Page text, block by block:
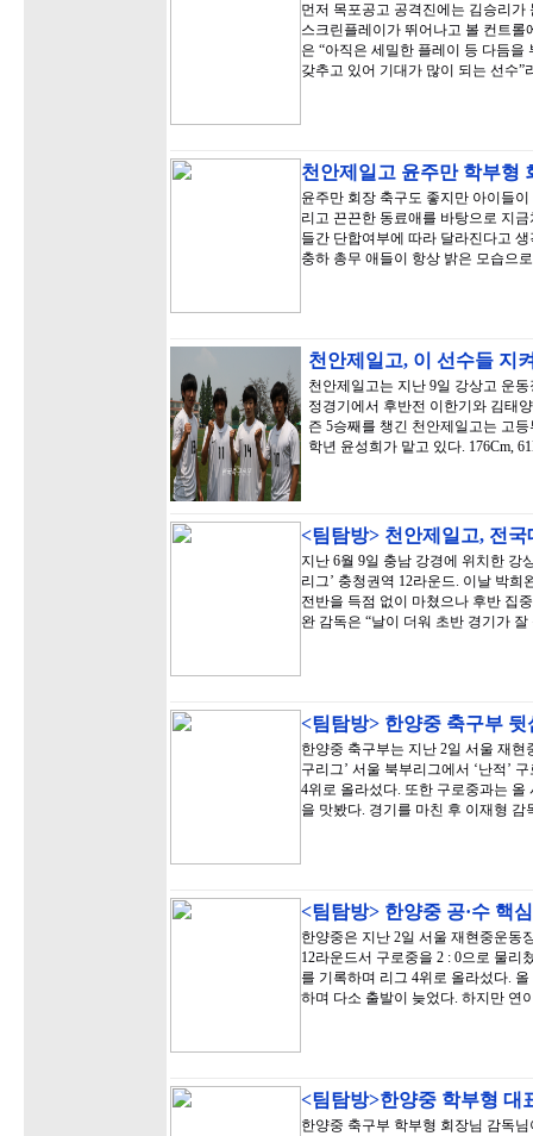
먼저 목포공고 공격진에는 김승리
스크린플레이가 뛰어나고 볼 컨트
은 “아직은 세밀한 플레이 등 다듬을
갖추고 있어 기대가 많이 되는 선수
천안제일고 윤주만 학부형
윤주만 회장 축구도 좋지만 아이들
리고 끈끈한 동료애를 바탕으로 지
들간 단합여부에 따라 달라진다고
충하 총무 애들이 항상 밝은 모습으
천안제일고, 이 선수들 지
천안제일고는 지난 9일 강상고 운
정경기에서 후반전 이한기와 김태
즌 5승째를 챙긴 천안제일고는 고
학년 윤성희가 맡고 있다. 176Cm,
<팀탐방> 천안제일고, 전
지난 6월 9일 충남 강경에 위치한 강
리그’ 충청권역 12라운드. 이날 박
전반을 득점 없이 마쳤으나 후반 집
완 감독은 “날이 더워 초반 경기가
<팀탐방> 한양중 축구부
한양중 축구부는 지난 2일 서울 재현
구리그’ 서울 북부리그에서 ‘난적’
4위로 올라섰다. 또한 구로중과는
을 맛봤다. 경기를 마친 후 이재형
<팀탐방> 한양중 공·수 핵
한양중은 지난 2일 서울 재현중운동
12라운드서 구로중을 2 : 0으로 물리
를 기록하며 리그 4위로 올라섰다.
하며 다소 출발이 늦었다. 하지만 연
<팀탐방>한양중 학부형 대
한양중 축구부 학부형 회장님 감독